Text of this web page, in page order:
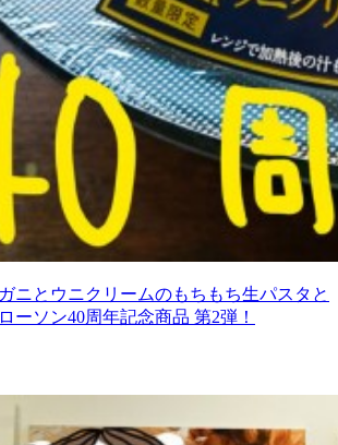
ニとウニクリームのもちもち生パスタと
ーソン40周年記念商品 第2弾！